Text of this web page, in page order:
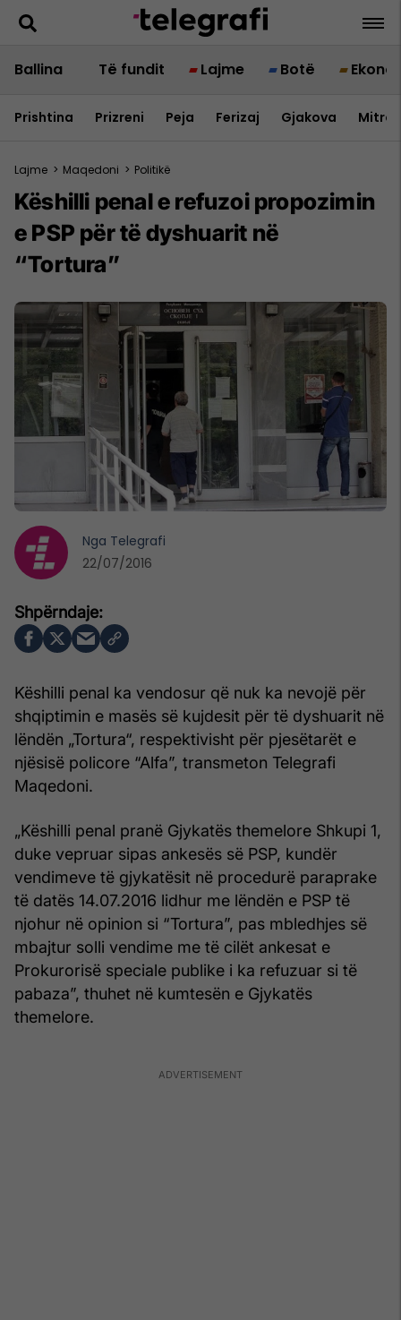
Ballina Të fundit Lajme Botë
Prishtina Prizreni Peja Ferizaj Gjakova
Lajme > Maqedoni > Politikë
Këshilli penal e refuzoi propozimin
e PSP për të dyshuarit në
“Tortura”
Këshilli penal ka vendosur që nuk ka nevojë për
shqiptimin e masës së kujdesit për të dyshuarit në
lëndën „Tortura“, respektivisht për pjesëtarët e
njësisë policore “Alfa”, transmeton Telegrafi
Maqedoni.
„Këshilli penal pranë Gjykatës themelore Shkupi 1,
duke vepruar sipas ankesës së PSP, kundër
vendimeve të gjykatësit në procedurë paraprake
të datës 14.07.2016 lidhur me lëndën e PSP të
njohur në opinion si “Tortura”, pas mbledhjes së
mbajtur solli vendime me të cilët ankesat e
Prokurorisë speciale publike i ka refuzuar si të
pabaza”, thuhet në kumtesën e Gjykatës
themelore.
Nga Telegrafi
22/07/2016